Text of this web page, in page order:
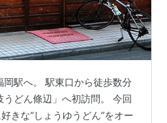
岡駅へ。 駅東口から徒歩数分
どん條辺」へ初訪問。 今回
きな“しょうゆうどん”をオー